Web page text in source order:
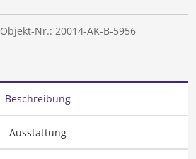
Objekt-Nr.: 20014-AK-B-5956
Beschreibung
Ausstattung